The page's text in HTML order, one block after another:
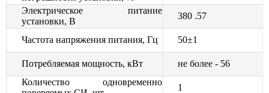
Электрическое питание
установки, В
380 .57
Частота напряжения питания, Гц 50±1
Потребляемая мощность, кВт
не более - 56
Количество одновременно
1